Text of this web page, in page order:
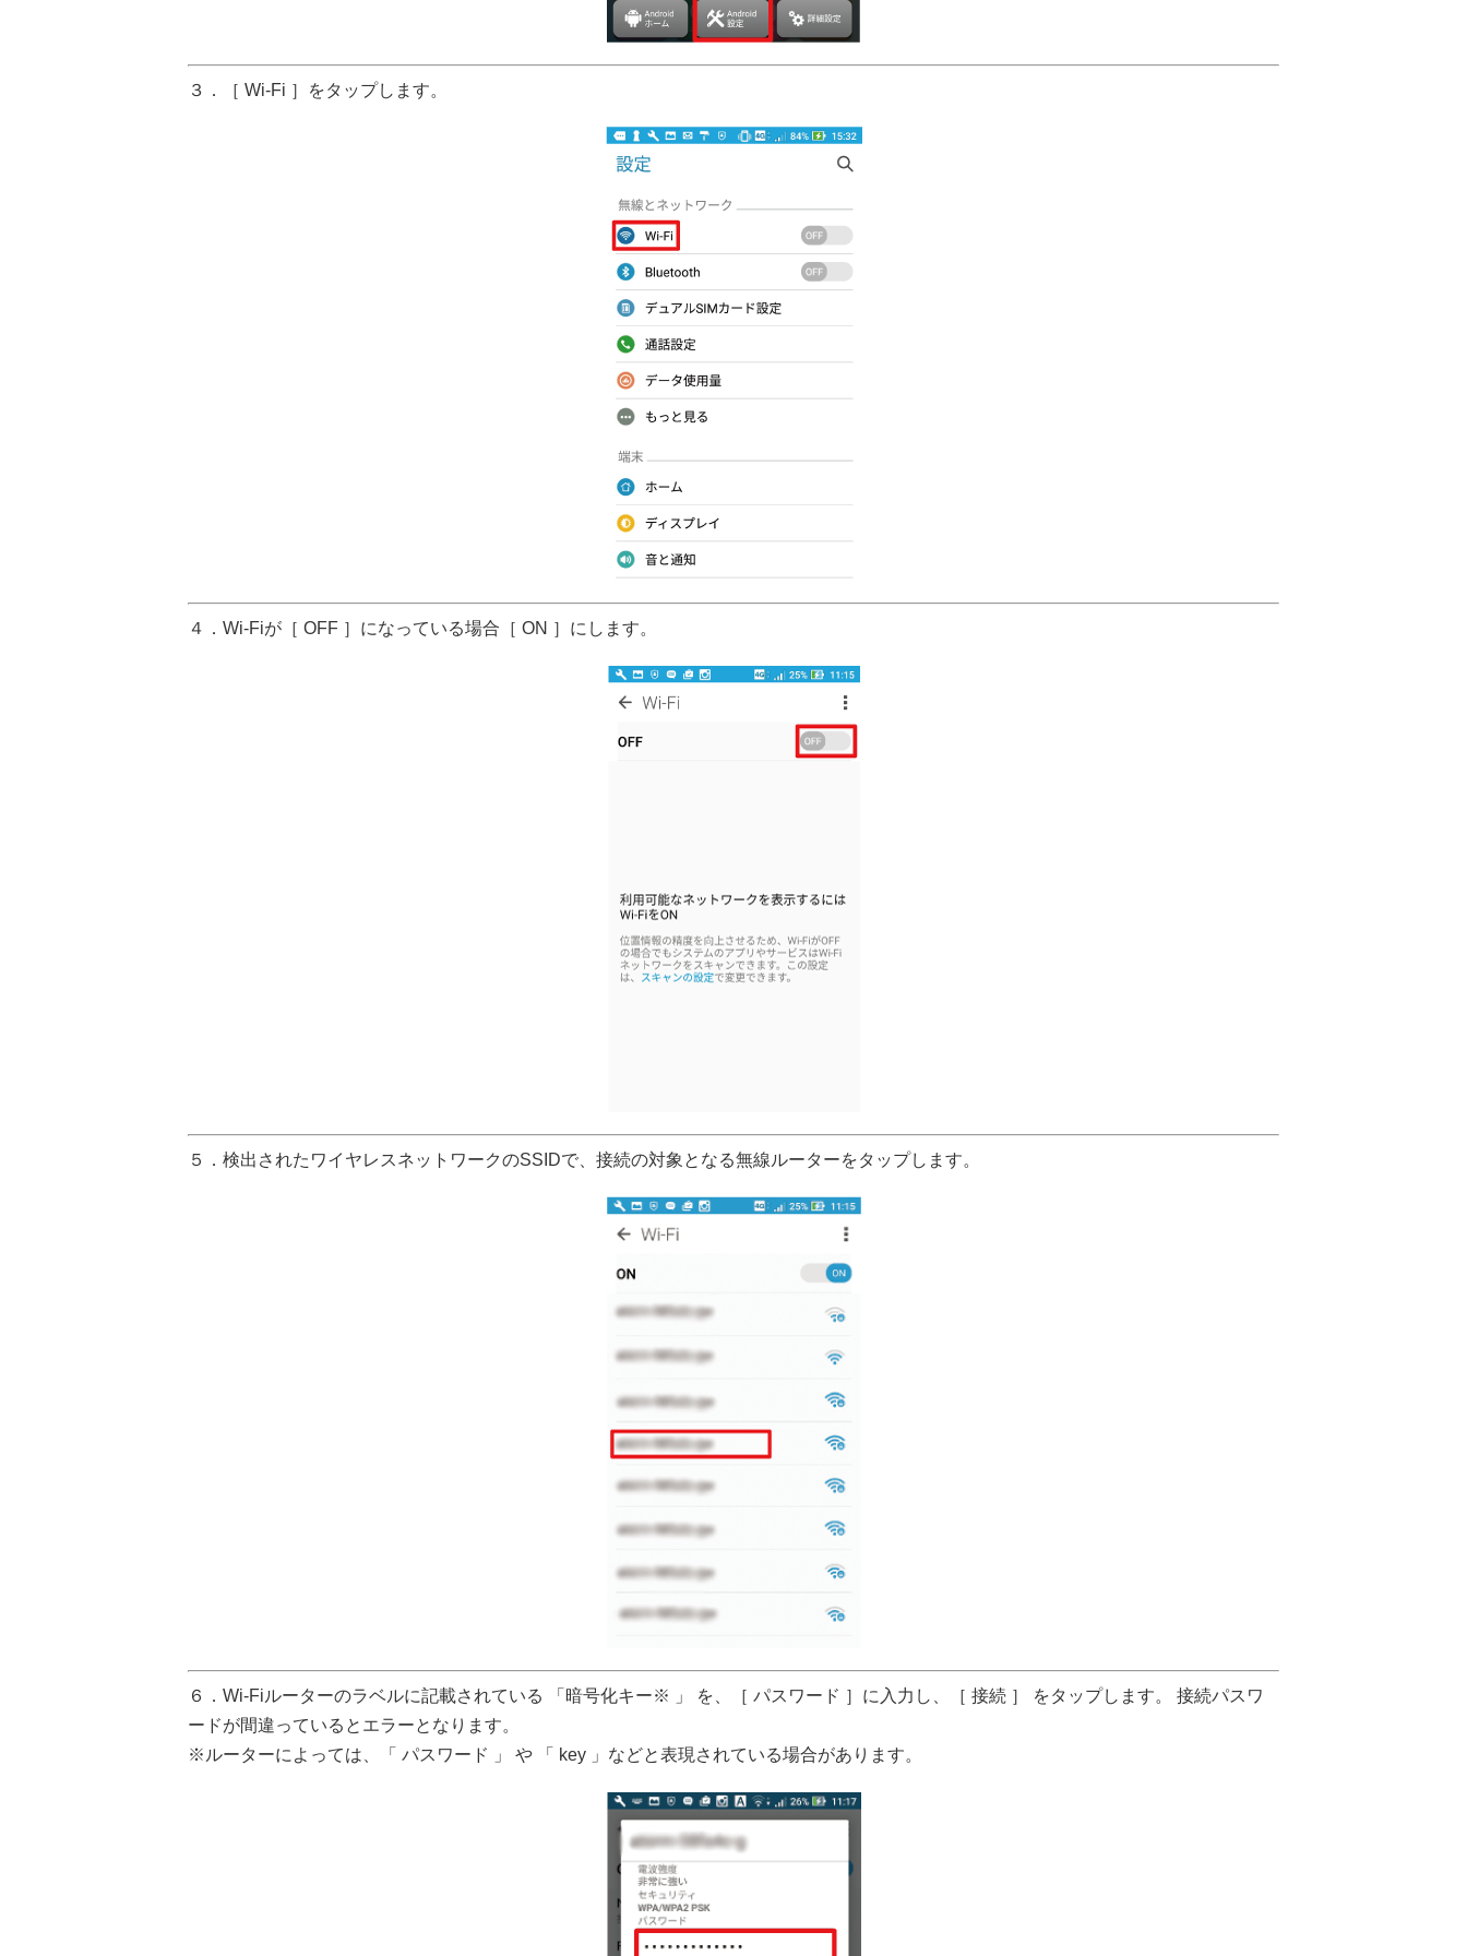
３．［ Wi-Fi ］をタップします。
４．Wi-Fiが［ OFF ］になっている場合［ ON ］にします。
５．検出されたワイヤレスネットワークのSSIDで、接続の対象となる無線ルーターをタップします。
６．Wi-Fiルーターのラベルに記載されている 「暗号化キー※ 」 を、［ パスワード ］に入力し、［ 接続 ］ をタップします。 接続パスワ
ードが間違っているとエラーとなります。
※ルーターによっては、「 パスワード 」 や 「 key 」などと表現されている場合があります。